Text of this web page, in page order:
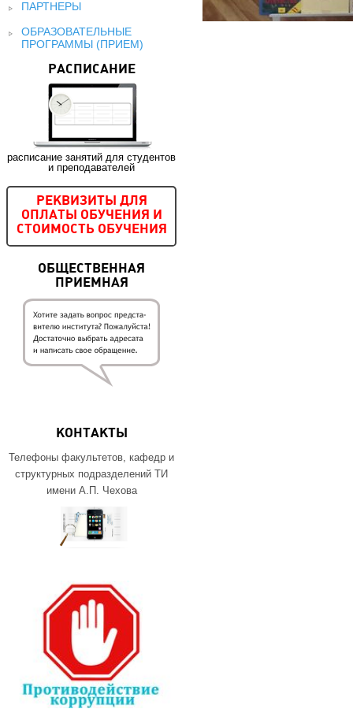
ПАРТНЕРЫ
ОБРАЗОВАТЕЛЬНЫЕ
ПРОГРАММЫ (ПРИЕМ)
РАСПИСАНИЕ
расписание занятий для студентов
и преподавателей
РЕКВИЗИТЫ ДЛЯ
ОПЛАТЫ ОБУЧЕНИЯ И
СТОИМОСТЬ ОБУЧЕНИЯ
ОБЩЕСТВЕННАЯ
ПРИЕМНАЯ
КОНТАКТЫ
Телефоны факультетов, кафедр и
структурных подразделений ТИ
имени А.П. Чехова